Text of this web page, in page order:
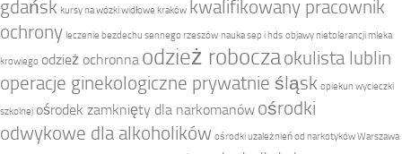
gdańsk kursy na wózki widłowe kraków kwalifikowany pracownik
ochrony leczenie bezdechu sennego rzeszów nauka sep i hds objawy nietolerancji mleka
krowiego odzież ochronna odzież robocza okulista lublin
operacje ginekologiczne prywatnie śląsk opiekun wycieczki
szkolnej ośrodek zamknięty dla narkomanów ośrodki
odwykowe dla alkoholików ośrodki uzależnień od narkotyków Warszawa